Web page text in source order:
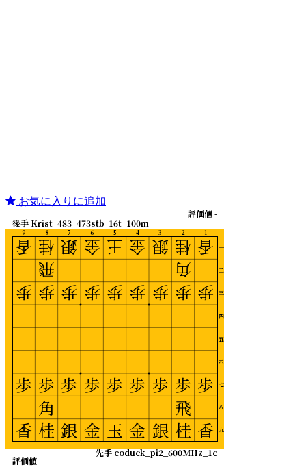
お気に入りに追加
1
2
3
4
5
6
7
8
9
一
二
三
四
五
六
七
八
九
先手 coduck_pi2_600MHz_1c
後手 Krist_483_473stb_16t_100m
評価値 -
評価値 -
香
歩
歩
香
桂
角
歩
歩
飛
桂
銀
歩
歩
銀
金
歩
歩
金
王
歩
歩
玉
金
歩
歩
金
銀
歩
歩
銀
桂
飛
歩
歩
角
桂
香
歩
歩
香